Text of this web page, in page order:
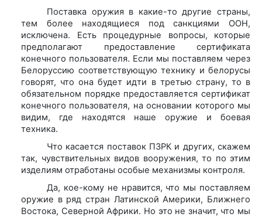
Поставка оружия в какие-то другие страны,
тем более находящиеся под санкциями ООН,
исключена. Есть процедурные вопросы, которые
предполагают предоставление сертификата
конечного пользователя. Если мы поставляем через
Белоруссию соответствующую технику и белорусы
говорят, что она будет идти в третью страну, то в
обязательном порядке предоставляется сертификат
конечного пользователя, на основании которого мы
видим, где находятся наше оружие и боевая
техника.
Что касается поставок ПЗРК и других, скажем
так, чувствительных видов вооружения, то по этим
изделиям отработаны особые механизмы контроля.
Да, кое-кому не нравится, что мы поставляем
оружие в ряд стран Латинской Америки, Ближнего
Востока, Северной Африки. Но это не значит, что мы